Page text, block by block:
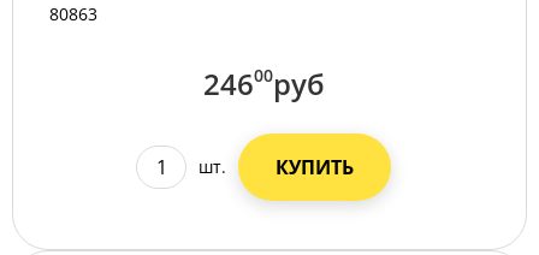
80863
24600руб
шт. КУПИТЬ